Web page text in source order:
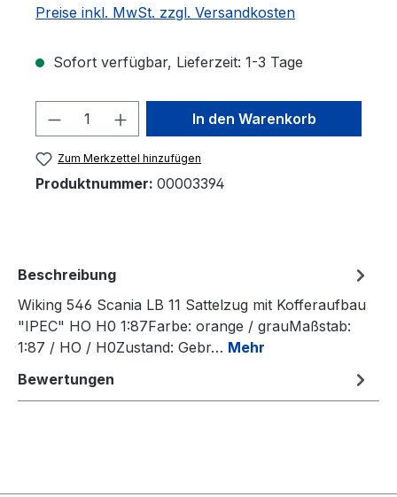
Preise inkl. MwSt. zzgl. Versandkosten
Sofort verfügbar, Lieferzeit: 1-3 Tage
Produkt Anzahl: Gib den
In den Warenkorb
Zum Merkzettel hinzufügen
Produktnummer: 00003394
Beschreibung
Wiking 546 Scania LB 11 Sattelzug mit Kofferaufbau
"IPEC" HO H0 1:87Farbe: orange / grauMaßstab:
1:87 / HO / H0Zustand: Gebr… Mehr
Bewertungen